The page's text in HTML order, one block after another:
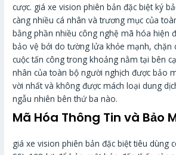
cược. giá xe vision phiên bản đặc biệt ký
càng nhiều cá nhân và trương mục của
bằng phần nhiều công nghệ mã hóa hiện
bảo vệ bởi do tường lửa khỏe mạnh, chặn
cuộc tấn công trong khoảng nằm tại bên
nhân của toàn bộ người nghịch được bảo
vời nhất và không được mách loại dung
ngẫu nhiên bên thứ ba nào.
Mã Hóa Thông Tin và Bảo
giá xe vision phiên bản đặc biệt tiêu dùng